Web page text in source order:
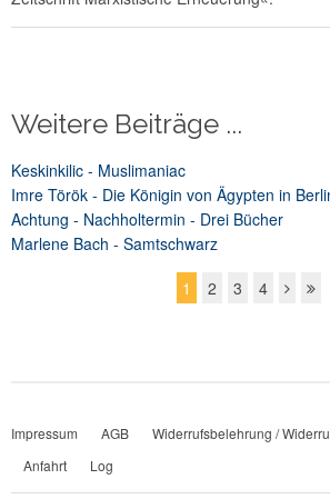
Weitere Beiträge ...
Keskinkilic - Muslimaniac
Imre Török - Die Königin von Ägypten in
Achtung - Nachholtermin - Drei Bücher
Marlene Bach - Samtschwarz
1
2 3 4
Impressum AGB Widerrufsbelehrung /
Anfahrt
Log